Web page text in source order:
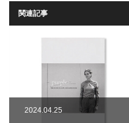
関連記事
2024.04.25